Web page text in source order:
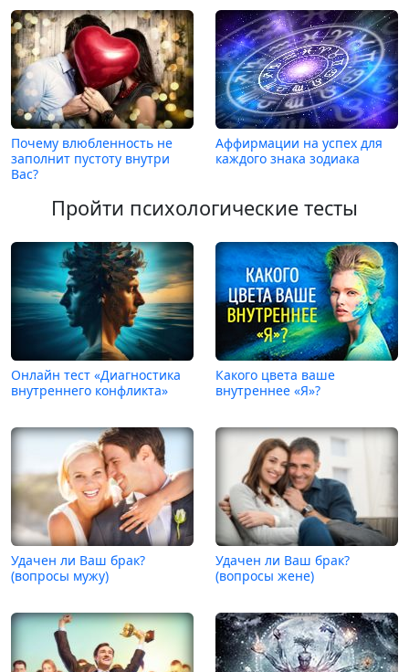
Почему влюбленность не
заполнит пустоту внутри
Вас?
Аффирмации на успех для
каждого знака зодиака
Пройти психологические тесты
Онлайн тест «Диагностика
внутреннего конфликта»
Какого цвета ваше
внутреннее «Я»?
Удачен ли Ваш брак?
(вопросы мужу)
Удачен ли Ваш брак?
(вопросы жене)